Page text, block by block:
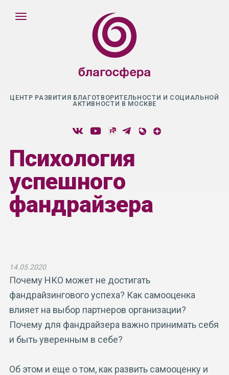
ЦЕНТР РАЗВИТИЯ БЛАГОТВОРИТЕЛЬНОСТИ И СОЦИАЛЬНОЙ
АКТИВНОСТИ В МОСКВЕ
Психология
успешного
фандрайзера
14.05.2020
Почему НКО может не достигать
фандрайзингового успеха? Как самооценка
влияет на выбор партнеров организации?
Почему для фандрайзера важно принимать себя
и быть уверенным в себе?
Об этом и еще о том, как развить самооценку и